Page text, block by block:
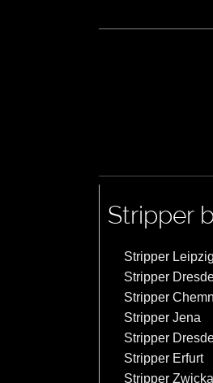
Stripper
Stripper Leipzig
Stripper
Stripper
Stripper Jena
Stripper
Stripper Erfurt
Stripper